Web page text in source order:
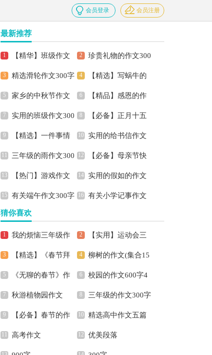
会员登录 会员注册
最新推荐
【精华】班级作文
300字锦集10篇
珍贵礼物的作文300
字锦集8篇
精选滑轮作文300字
4篇
【精选】写蜗牛的
作文300字四篇
家乡的中秋节作文
300字集合七篇
【精品】感恩的作
文300字集合5篇
实用的班级作文300
字锦集七篇
【必备】正月十五
闹元宵作文300字3篇
【精选】一件事情
的作文300字四篇
实用的给书信作文
300字汇总八篇
三年级的雨作文300
字四篇
【必备】母亲节快
乐的作文300字3篇
【热门】游戏作文
300字四篇
实用的假如的作文
300字3篇
有关端午作文300字
4篇
有关小学记事作文
猜你喜欢
我的烦恼三年级作
文
【实用】运动会三
年级作文四篇
【精选】《春节拜
年》作文600字3篇
柳树的作文(集合15
篇)
《无聊的春节》作
文600字合集5篇
校园的作文600字4
篇
秋游植物园作文 三年级的作文300字
锦集五篇
【必备】春节的作
文600字汇总十篇
精选高中作文五篇
高考作文 优美段落